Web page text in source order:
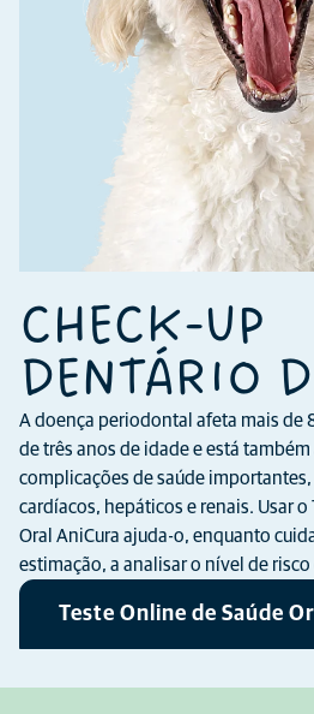
CHECK-UP
DENTÁRIO
A doença periodontal afeta mais de
de três anos de idade e está
complicações de saúde
cardíacos, hepáticos e renais. Usar o
Oral AniCura ajuda-o, enquanto
estimação, a analisar o nível de risco
Teste Online de Saúde